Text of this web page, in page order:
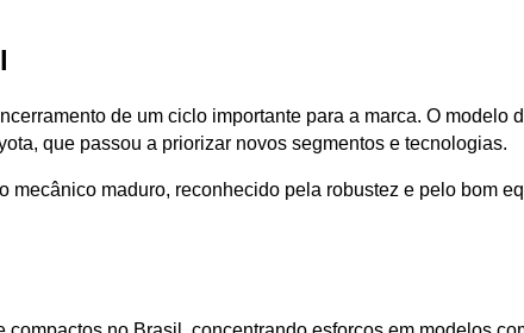
de um ciclo importante para a marca. O modelo
que passou a priorizar novos segmentos e tecnologias.
mecânico maduro, reconhecido pela robustez e pelo bom